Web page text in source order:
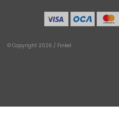
© Copyright 2026 / Finkel